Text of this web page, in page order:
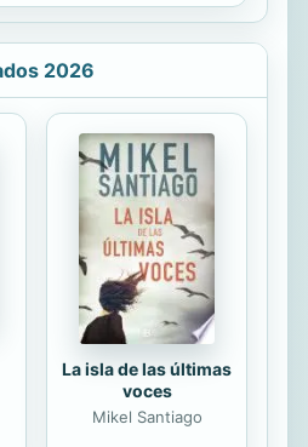
el año 1895, a partir del que
milicias insurrectas y el
español. Un joven teniente,
del señorío de El Robledo
es destinado a la
de Santiago de Cuba. El
comienza a escribir
la crónica no solo de los
de guerra que acabaron
2026
La isla de las últimas
voces
Mikel Santiago